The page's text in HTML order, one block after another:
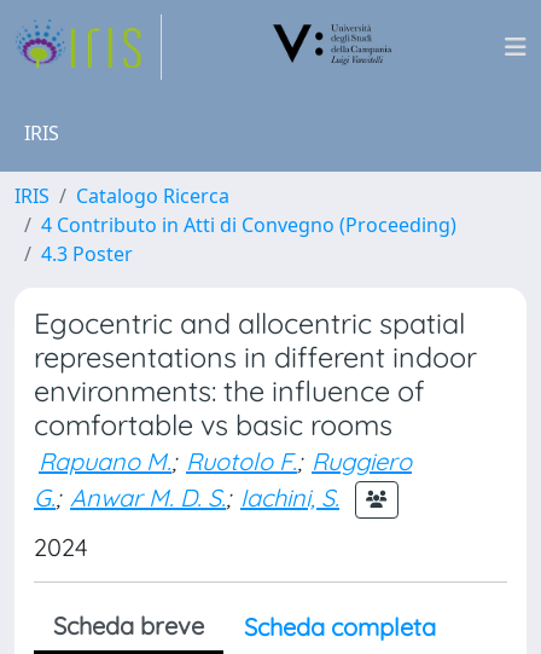
IRIS
IRIS
Catalogo Ricerca
4 Contributo in Atti di Convegno (Proceeding)
4.3 Poster
Egocentric and allocentric spatial
representations in different indoor
environments: the influence of
comfortable vs basic rooms
Rapuano M.; Ruotolo F.; Ruggiero
G.; Anwar M. D. S.; Iachini, S.
2024
Scheda breve
Scheda completa